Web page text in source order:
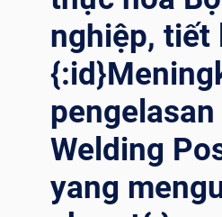
nghiệp, tiết
Welding
yang